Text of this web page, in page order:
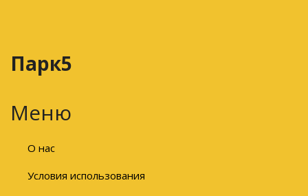
Парк5
Меню
О нас
Условия использования